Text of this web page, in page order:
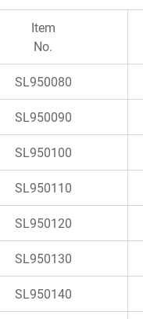
Item
No.
SL950080
SL950090
SL950100
SL950110
SL950120
SL950130
SL950140